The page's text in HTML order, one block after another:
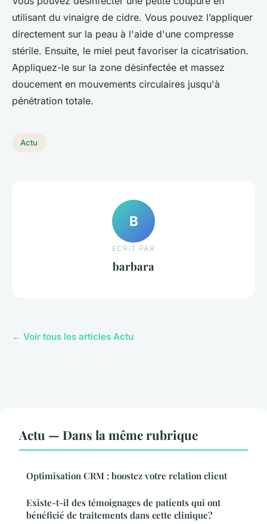
utilisant du vinaigre de cidre. Vous pouvez l’appliquer
directement sur la peau à l'aide d'une compresse
stérile. Ensuite, le miel peut favoriser la cicatrisation.
Appliquez-le sur la zone désinfectée et massez
doucement en mouvements circulaires jusqu'à
pénétration totale.
Actu
B
ECRIT PAR
barbara
← Voir tous les articles Actu
Actu — Dans la même rubrique
Optimisation CRM : boostez votre relation client
Existe-t-il des témoignages de patients qui ont
bénéficié de traitements dans cette clinique?